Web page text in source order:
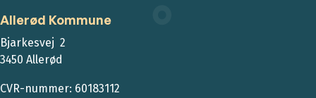
Allerød Kommune
Bjarkesvej 2
3450 Allerød
CVR-nummer: 60183112